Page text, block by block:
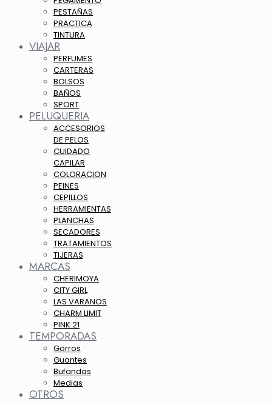
PESTAÑAS
PRACTICA
TINTURA
VIAJAR
PERFUMES
CARTERAS
BOLSOS
BAÑOS
SPORT
PELUQUERIA
ACCESORIOS
DE PELOS
CUIDADO
CAPILAR
COLORACION
PEINES
CEPILLOS
HERRAMIENTAS
PLANCHAS
SECADORES
TRATAMIENTOS
TIJERAS
MARCAS
CHERIMOYA
CITY GIRL
LAS VARANOS
CHARM LIMIT
PINK 21
TEMPORADAS
Gorros
Guantes
Bufandas
Medias
OTROS